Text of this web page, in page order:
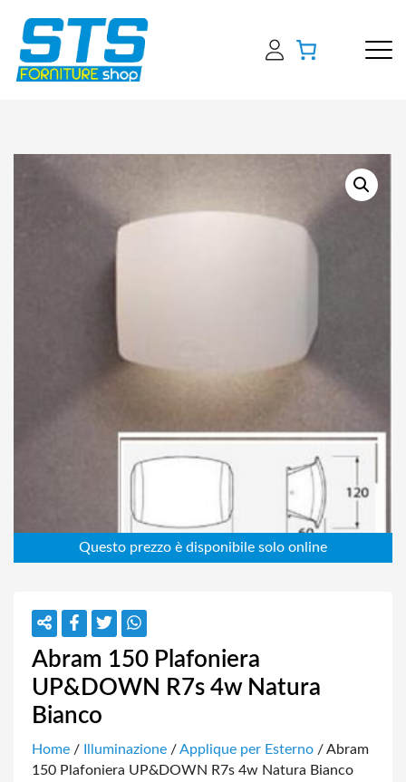
Abram 150 Plafoniera
UP&DOWN R7s 4w Natura
Bianco
Home / Illuminazione /Applique per Esterno / Abram
150 Plafoniera UP&DOWN R7s 4w Natura Bianco